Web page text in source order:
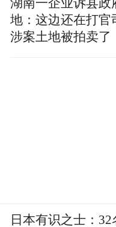
湖南一企业诉县政
地：这边还在打官
涉案土地被拍卖了
日本有识之士：32